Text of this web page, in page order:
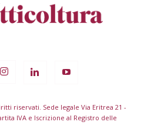
riservati. Sede legale Via Eritrea 21 -
IVA e Iscrizione al Registro delle